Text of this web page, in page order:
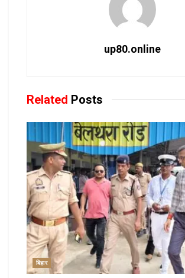
up80.online
Related Posts
बिहार